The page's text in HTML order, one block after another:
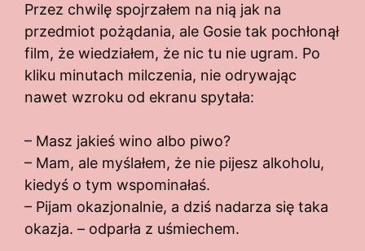
Przez chwilę spojrzałem na nią jak na
przedmiot pożądania, ale Gosie tak pochłonął
film, że wiedziałem, że nic tu nie ugram. Po
kliku minutach milczenia, nie odrywając
nawet wzroku od ekranu spytała:
– Masz jakieś wino albo piwo?
– Mam, ale myślałem, że nie pijesz alkoholu,
kiedyś o tym wspominałaś.
– Pijam okazjonalnie, a dziś nadarza się taka
okazja. – odparła z uśmiechem.